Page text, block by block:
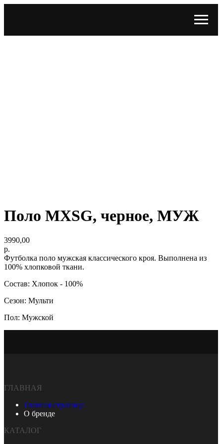
Поло MXSG, черное, МУЖ
3990,00
р.
Футболка поло мужская классического кроя. Выполнена из
100% хлопковой ткани.
Состав: Хлопок - 100%
Сезон: Мульти
Пол: Мужской
ГЛАВНАЯ
Главная страница
О бренде
КАТАЛОГ